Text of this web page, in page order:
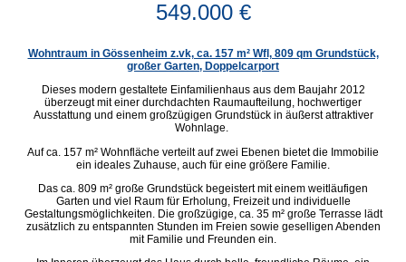
549.000 €
Wohntraum in Gössenheim z.vk, ca. 157 m² Wfl, 809 qm Grundstück,
großer Garten, Doppelcarport
Dieses modern gestaltete Einfamilienhaus aus dem Baujahr 2012
überzeugt mit einer durchdachten Raumaufteilung, hochwertiger
Ausstattung und einem großzügigen Grundstück in äußerst attraktiver
Wohnlage.
Auf ca. 157 m² Wohnfläche verteilt auf zwei Ebenen bietet die Immobilie
ein ideales Zuhause, auch für eine größere Familie.
Das ca. 809 m² große Grundstück begeistert mit einem weitläufigen
Garten und viel Raum für Erholung, Freizeit und individuelle
Gestaltungsmöglichkeiten. Die großzügige, ca. 35 m² große Terrasse lädt
zusätzlich zu entspannten Stunden im Freien sowie geselligen Abenden
mit Familie und Freunden ein.